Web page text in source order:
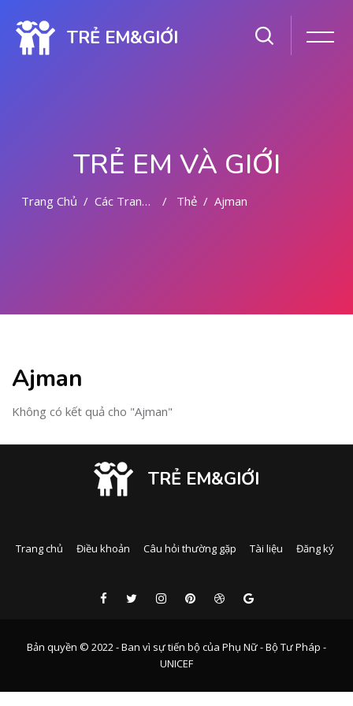
TRẺ EM&GIỚI
TRẺ EM VÀ GIỚI
Trang Chủ Các Trang Của Hệ Thống Thẻ Ajman
Ajman
Không có kết quả cho "Ajman"
TRẺ EM&GIỚI
Trang chủ Điều khoản Câu hỏi thường gặp Tài liệu Đăng ký
Bản quyền © 2022 - Ban vì sự tiến bộ của Phụ Nữ - Bộ Tư Pháp -
UNICEF